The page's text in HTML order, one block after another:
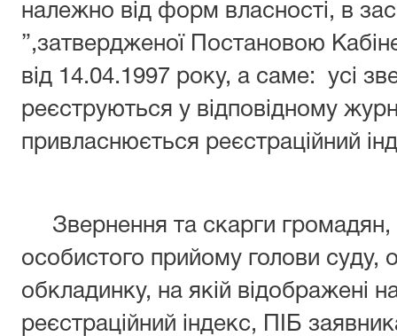
належно від форм власності, в
”,затвердженої Постановою
від 14.04.1997 року, а саме: усі
реєструються у відповідному
привласнюється реєстраційний
Звернення та скарги громадян,
особистого прийому голови
обкладинку, на якій відображені
реєстраційний індекс, ПІБ